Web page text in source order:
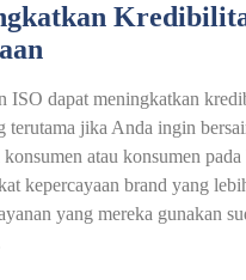
ISO dapat meningkatkan
terutama jika Anda ingin
atau konsumen
kepercayaan brand yang
yang mereka gunakan